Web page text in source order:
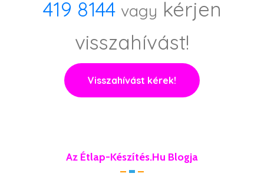
419 8144 vagy kérjen
visszahívást!
Visszahívást kérek!
Az Étlap-Készítés.hu Blogja